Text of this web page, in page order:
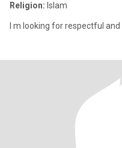
Religion: Islam
I m looking for respectful